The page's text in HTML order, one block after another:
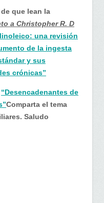
que lean la
a Christopher R. D
una revisión
de la ingesta
y sus
crónicas”
“Desencadenantes de
Comparta el tema
Saludo